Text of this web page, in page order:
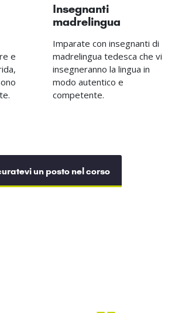
e
Insegnanti
madrelingua
Imparate con insegnanti di
madrelingua tedesca che vi
insegneranno la lingua in
modo autentico e
competente.
un posto nel corso